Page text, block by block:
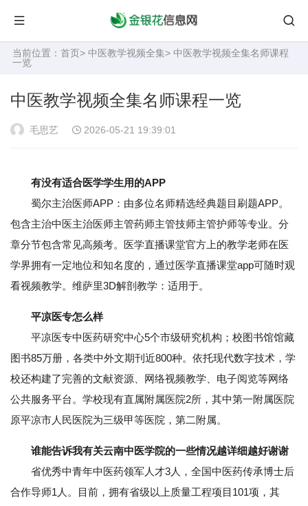
当前位置： 首页> 中医教学视频全集> 中医教学视频全集名师课程
一览
中医教学视频全集名师课程一览
毛思艺 2026-05-21 19:39:01
有没有适合医学学生用的APP
蜀尔主治医师APP：由多位名师精选经典题目刷题APP。
包含主治中医主治医师主管药师主管技师主管护师等专业。分
章分节包含常见高频考。医学直播课堂官方上的教学老师在医
学界拥有一定地位和知名度的，通过医学直播课堂app可随时观
看视频教学。维萨里3D解剖教学：适用于。
平凉医专怎么样
平凉医专中医药研究中心5个市级研究机构；校图书馆馆藏
图书85万册，各类中外文期刊近800种。依托现代数字技术，学
校还构建了完善的文献资源、网络视频教学、电子阅览等网络
公共服务平台。学校现有直属附属医院2所，其中第一附属医院
原平凉市人民医院为三级甲等医院，第二附属。
谁能告诉我有关云南中医学院的一些情况越详细越好谢谢
省优秀中青年中医药领军人才3人，全国中医药传承博士后
合作导师1人。目前，拥有省级以上质量工程项目101项，其